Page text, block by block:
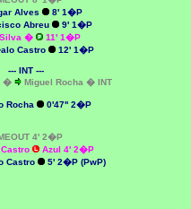
Alves
8' 1�P
Abreu
9' 1�P
�
11' 1�P
Castro
12' 1�P
--- INT ---
�
Miguel Rocha � INT
Rocha 0'47'' 2�P
4' 2�P
Azul 4' 2�P
Castro
5' 2�P (PwP)